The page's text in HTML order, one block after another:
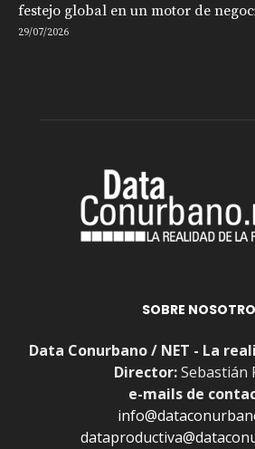
festejo global en un motor de
29/07/2026
SOBRE
Data Conurbano / NET - La
Director:Sebastián
e-mails de